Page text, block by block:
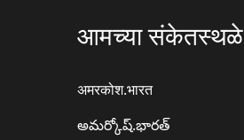
आमच्या संकेतस्थळे
अमरकोश.भारत
అమర్కోష్.భారత్